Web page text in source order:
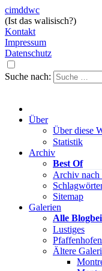
cimddwc
(Ist das walisisch?)
Kontakt
Impressum
Datenschutz
Suche nach:
Über
Über diese
Statistik
Archiv
Best Of
Archiv nach
Sitemap
Galerien
Alle
Lustiges
Ältere